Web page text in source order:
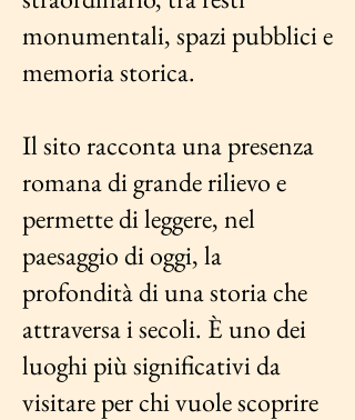
monumentali, spazi pubblici e
memoria storica.
Il sito racconta una presenza
romana di grande rilievo e
permette di leggere, nel
paesaggio di oggi, la
profondità di una storia che
attraversa i secoli. È uno dei
luoghi più significativi da
visitare per chi vuole scoprire